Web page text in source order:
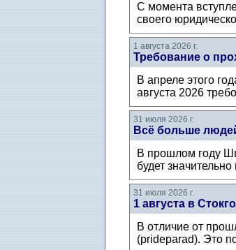
С момента
своего
1 августа 2026 г.
Требование о
В апреле этого
августа 2026
31 июля 2026 г.
Всё больше
В прошлом году
будет
31 июля 2026 г.
1 августа в
В отличие от
(prideparad). Это